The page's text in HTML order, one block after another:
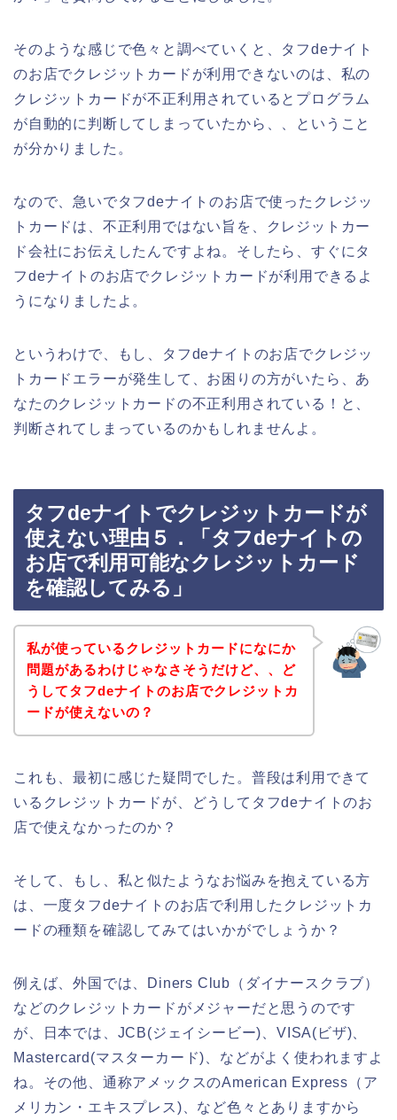
そのような感じで色々と調べていくと、タフdeナイト
のお店でクレジットカードが利用できないのは、私の
クレジットカードが不正利用されているとプログラム
が自動的に判断してしまっていたから、、ということ
が分かりました。
なので、急いでタフdeナイトのお店で使ったクレジッ
トカードは、不正利用ではない旨を、クレジットカー
ド会社にお伝えしたんですよね。そしたら、すぐにタ
フdeナイトのお店でクレジットカードが利用できるよ
うになりましたよ。
というわけで、もし、タフdeナイトのお店でクレジッ
トカードエラーが発生して、お困りの方がいたら、あ
なたのクレジットカードの不正利用されている！と、
判断されてしまっているのかもしれませんよ。
タフdeナイトでクレジットカードが
使えない理由５．「タフdeナイトの
お店で利用可能なクレジットカード
を確認してみる」
私が使っているクレジットカードになにか
問題があるわけじゃなさそうだけど、、ど
うしてタフdeナイトのお店でクレジットカ
ードが使えないの？
これも、最初に感じた疑問でした。普段は利用できて
いるクレジットカードが、どうしてタフdeナイトのお
店で使えなかったのか？
そして、もし、私と似たようなお悩みを抱えている方
は、一度タフdeナイトのお店で利用したクレジットカ
ードの種類を確認してみてはいかがでしょうか？
例えば、外国では、Diners Club（ダイナースクラブ）
などのクレジットカードがメジャーだと思うのです
が、日本では、JCB(ジェイシービー)、VISA(ビザ)、
Mastercard(マスターカード)、などがよく使われますよ
ね。その他、通称アメックスのAmerican Express（ア
メリカン・エキスプレス)、など色々とありますから